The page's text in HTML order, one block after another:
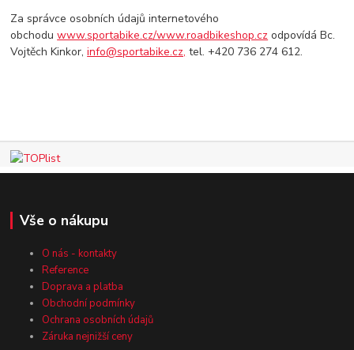
Za správce osobních údajů internetového
obchoduwww.sportabike.cz/www.roadbikeshop.cz odpovídá Bc.
Vojtěch Kinkor,info@sportabike.cz, tel. +420 736 274 612.
Vše o nákupu
O nás - kontakty
Reference
Doprava a platba
Obchodní podmínky
Ochrana osobních údajů
Záruka nejnižší ceny